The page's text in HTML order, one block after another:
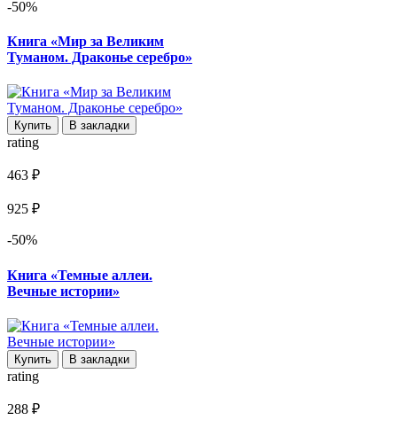
-50%
Книга «Мир за Великим
Туманом. Драконье серебро»
Купить В закладки
rating
463 ₽
925 ₽
-50%
Книга «Темные аллеи.
Вечные истории»
Купить В закладки
rating
288 ₽